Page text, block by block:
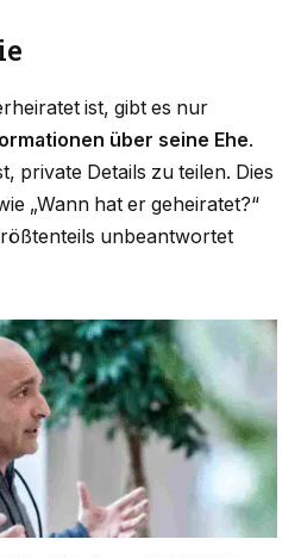
ist, gibt es nur
über seine Ehe.
private Details zu teilen. Dies
„Wann hat er geheiratet?“
unbeantwortet